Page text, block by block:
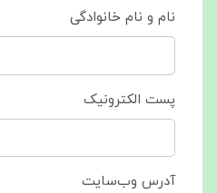
نام و نام خانوادگی
پست الکترونیک
آدرس وب‌سایت